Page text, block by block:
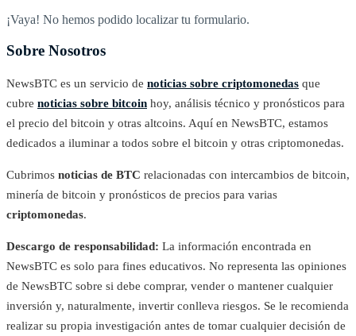
¡Vaya! No hemos podido localizar tu formulario.
Sobre Nosotros
NewsBTC es un servicio de noticias sobre criptomonedas que
cubre noticias sobre bitcoin hoy, análisis técnico y pronósticos para
el precio del bitcoin y otras altcoins. Aquí en NewsBTC, estamos
dedicados a iluminar a todos sobre el bitcoin y otras criptomonedas.
Cubrimos noticias de BTC relacionadas con intercambios de bitcoin,
minería de bitcoin y pronósticos de precios para varias
criptomonedas.
Descargo de responsabilidad: La información encontrada en
NewsBTC es solo para fines educativos. No representa las opiniones
de NewsBTC sobre si debe comprar, vender o mantener cualquier
inversión y, naturalmente, invertir conlleva riesgos. Se le recomienda
realizar su propia investigación antes de tomar cualquier decisión de